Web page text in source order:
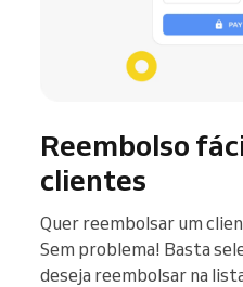
Reembolso
clientes
Quer reembolsar um
Sem problema! Basta
deseja reembolsar na